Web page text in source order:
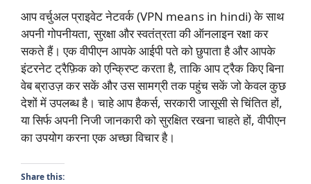
आप वर्चुअल प्राइवेट नेटवर्क (VPN means in hindi) के साथ
अपनी गोपनीयता, सुरक्षा और स्वतंत्रता की ऑनलाइन रक्षा कर
सकते हैं। एक वीपीएन आपके आईपी पते को छुपाता है और आपके
इंटरनेट ट्रैफ़िक को एन्क्रिप्ट करता है, ताकि आप ट्रैक किए बिना
वेब ब्राउज़ कर सकें और उस सामग्री तक पहुंच सकें जो केवल कुछ
देशों में उपलब्ध है। चाहे आप हैकर्स, सरकारी जासूसी से चिंतित हों,
या सिर्फ अपनी निजी जानकारी को सुरक्षित रखना चाहते हों, वीपीएन
का उपयोग करना एक अच्छा विचार है।
Share this: